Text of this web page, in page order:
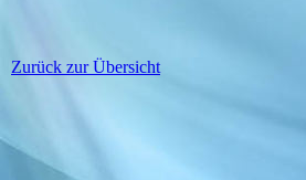
Zurück zur Übersicht